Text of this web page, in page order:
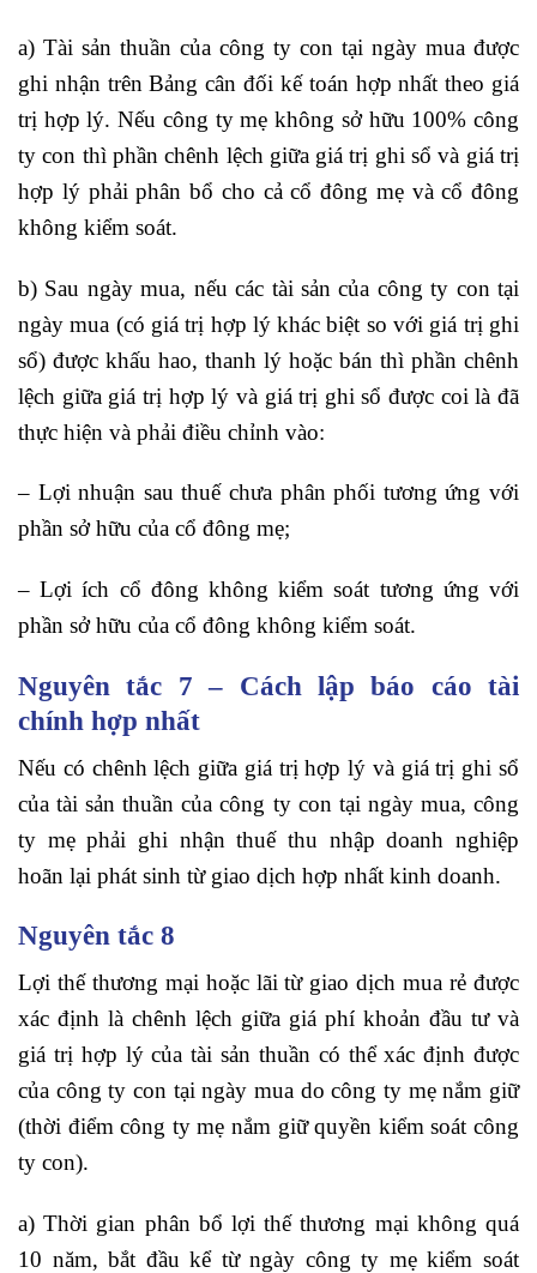
a) Tài sản thuần của công ty con tại ngày mua được
ghi nhận trên Bảng cân đối kế toán hợp nhất theo giá
trị hợp lý. Nếu công ty mẹ không sở hữu 100% công
ty con thì phần chênh lệch giữa giá trị ghi sổ và giá trị
hợp lý phải phân bổ cho cả cổ đông mẹ và cổ đông
không kiểm soát.
b) Sau ngày mua, nếu các tài sản của công ty con tại
ngày mua (có giá trị hợp lý khác biệt so với giá trị ghi
sổ) được khấu hao, thanh lý hoặc bán thì phần chênh
lệch giữa giá trị hợp lý và giá trị ghi sổ được coi là đã
thực hiện và phải điều chỉnh vào:
– Lợi nhuận sau thuế chưa phân phối tương ứng với
phần sở hữu của cổ đông mẹ;
– Lợi ích cổ đông không kiểm soát tương ứng với
phần sở hữu của cổ đông không kiểm soát.
Nguyên tắc 7 – Cách lập báo cáo tài
chính hợp nhất
Nếu có chênh lệch giữa giá trị hợp lý và giá trị ghi sổ
của tài sản thuần của công ty con tại ngày mua, công
ty mẹ phải ghi nhận thuế thu nhập doanh nghiệp
hoãn lại phát sinh từ giao dịch hợp nhất kinh doanh.
Nguyên tắc 8
Lợi thế thương mại hoặc lãi từ giao dịch mua rẻ được
xác định là chênh lệch giữa giá phí khoản đầu tư và
giá trị hợp lý của tài sản thuần có thể xác định được
của công ty con tại ngày mua do công ty mẹ nắm giữ
(thời điểm công ty mẹ nắm giữ quyền kiểm soát công
ty con).
a) Thời gian phân bổ lợi thế thương mại không quá
10 năm, bắt đầu kể từ ngày công ty mẹ kiểm soát